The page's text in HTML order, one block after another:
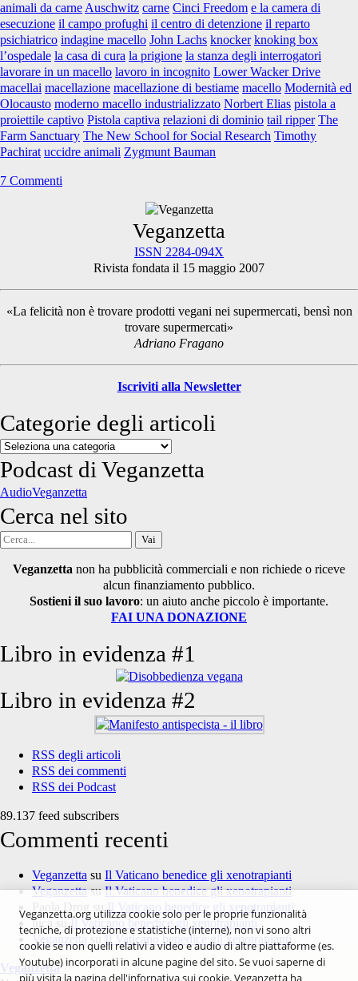
un
macello
animali da carne Auschwitz carne Cinci Freedom e la camera di
esecuzione il campo profughi il centro di detenzione il reparto
psichiatrico indagine macello John Lachs knocker knoking box
l’ospedale la casa di cura la prigione la stanza degli interrogatori
lavorare in un macello lavoro in incognito Lower Wacker Drive
macellai macellazione macellazione di bestiame macello Modernità ed
Olocausto moderno macello industrializzato Norbert Elias pistola a
proiettile captivo Pistola captiva relazioni di dominio tail ripper The
Farm Sanctuary The New School for Social Research Timothy
Pachirat uccidre animali Zygmunt Bauman
7 Commenti
Sidebar
Veganzetta
ISSN 2284-094X
Rivista fondata il 15 maggio 2007
«La felicità non è trovare prodotti vegani nei supermercati, bensì non
trovare supermercati»
Adriano Fragano
Iscriviti alla Newsletter
Categorie degli articoli
Categorie
degli
articoli
Podcast di Veganzetta
AudioVeganzetta
Cerca nel sito
Cerca
Veganzetta non ha pubblicità commerciali e non richiede o riceve
alcun finanziamento pubblico.
Sostieni il suo lavoro: un aiuto anche piccolo è importante.
FAI UNA DONAZIONE
Libro in evidenza #1
Libro in evidenza #2
RSS degli articoli
RSS dei commenti
RSS dei Podcast
89.137 feed subscribers
Commenti recenti
Veganzetta su Il Vaticano benedice gli xenotrapianti
VeganzettasuIl Vaticano benedice gli xenotrapianti
Paola Drog suIl Vaticano benedice gli xenotrapianti
luca suIl Vaticano benedice gli xenotrapianti
Veganzetta su Il Vaticano benedice gli xenotrapianti
Veganzetta
Veganzetta.org utilizza cookie solo per le proprie funzionalità
tecniche, di protezione e statistiche (interne), non vi sono altri
cookie se non quelli relativi a video e audio di altre piattaforme (es.
Youtube) incorporati in alcune pagine del sito. Se vuoi saperne di
più visita la pagina dell'infornativa sui cookie. Veganzetta ha